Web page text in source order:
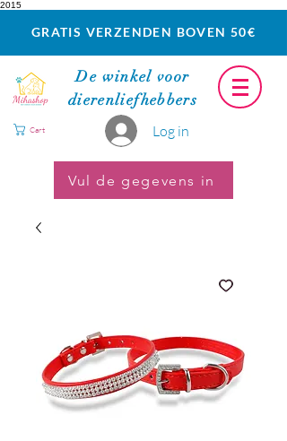
2015
GRATIS VERZENDEN BOVEN 50€
De winkel voor
dierenliefhebbers
Log in
Cart
Vul de gegevens in